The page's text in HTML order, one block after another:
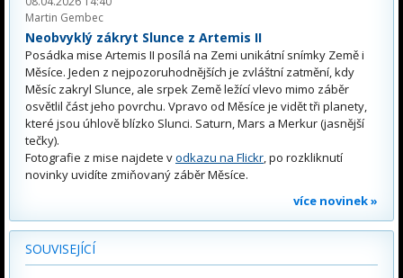
Martin Gembec
Neobvyklý zákryt Slunce z Artemis II
Posádka mise Artemis II posílá na Zemi unikátní snímky Země i
Měsíce. Jeden z nejpozoruhodnějších je zvláštní zatmění, kdy
Měsíc zakryl Slunce, ale srpek Země ležící vlevo mimo záběr
osvětlil část jeho povrchu. Vpravo od Měsíce je vidět tři planety,
které jsou úhlově blízko Slunci. Saturn, Mars a Merkur (jasnější
tečky).
Fotografie z mise najdete vodkazu na Flickr, po rozkliknutí
novinky uvidíte zmiňovaný záběr Měsíce.
více novinek »
SOUVISEJÍCÍ